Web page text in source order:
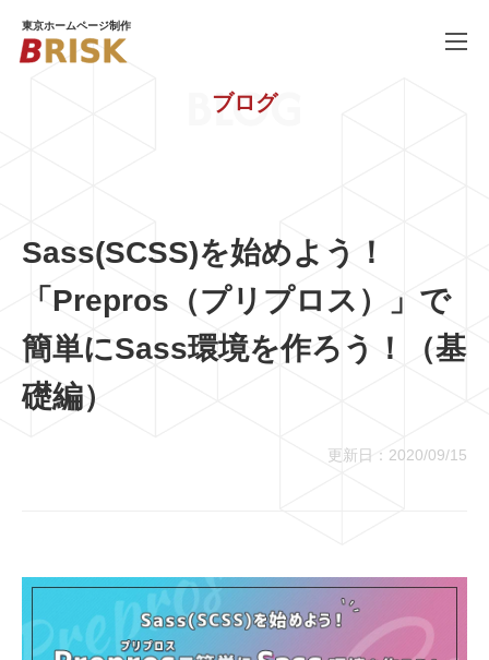
東京ホームページ制作
COMPANY
BLOG
RECRUIT
03-6659-5220
ブログ
BLOG
Sass(SCSS)を始めよう！
「Prepros（プリプロス）」で
簡単にSass環境を作ろう！（基
礎編）
更新日：2020/09/15